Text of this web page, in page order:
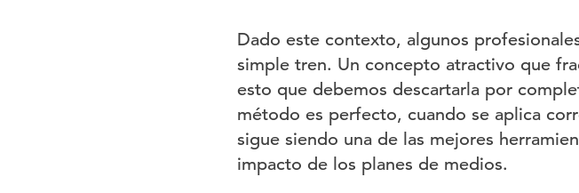
Dado este contexto, algunos
simple tren. Un concepto atractivo que
esto que debemos descartarla por
método es perfecto, cuando se aplica
sigue siendo una de las mejores
impacto de los planes de medios.